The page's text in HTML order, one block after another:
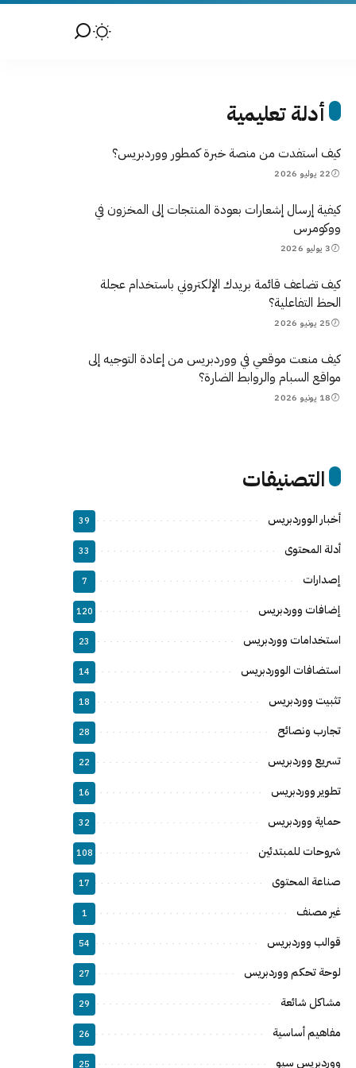
أدلة تعليمية
كيف استفدت من منصة خبرة كمطور ووردبريس؟
22 يوليو 2026
كيفية إرسال إشعارات بعودة المنتجات إلى المخزون في
ووكومرس
3 يوليو 2026
كيف تضاعف قائمة بريدك الإلكتروني باستخدام عجلة
الحظ التفاعلية؟
25 يونيو 2026
كيف منعت موقعي في ووردبريس من إعادة التوجيه إلى
مواقع السبام والروابط الضارة؟
18 يونيو 2026
التصنيفات
أخبار الووردبريس 39
أدلة المحتوى 33
إصدارات 7
إضافات ووردبريس 120
استخدامات ووردبريس 23
استضافات الووردبريس 14
تثبيت ووردبريس 18
تجارب ونصائح 28
تسريع ووردبريس 22
تطوير ووردبريس 16
حماية ووردبريس 32
شروحات للمبتدئين 108
صناعة المحتوى 17
غير مصنف 1
قوالب ووردبريس 54
لوحة تحكم ووردبريس 27
مشاكل شائعة 29
مفاهيم أساسية 26
ووردبريس سيو 25